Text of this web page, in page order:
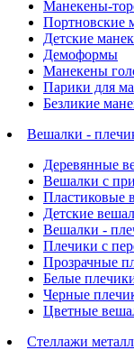
Манекены-
Портновские
Детские
Демоформы
Манекены
Парики для
Безликие
Вешалки -
Деревянные
Вешалки с
Пластиковые
Детские
Вешалки -
Плечики с
Прозрачные
Белые
Черные
Цветные
Стеллажи